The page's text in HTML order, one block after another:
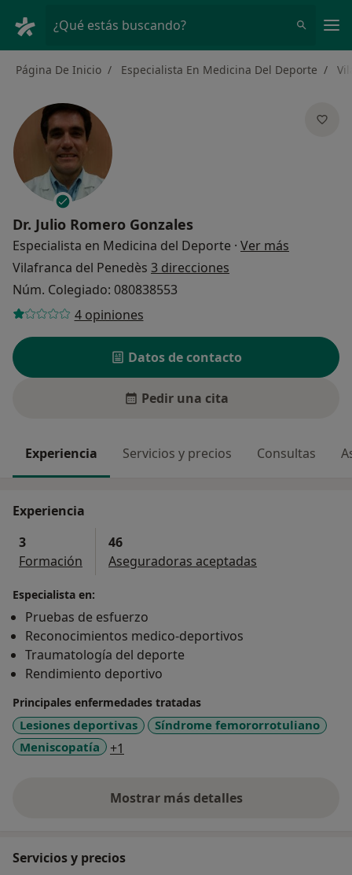
¿Qué estás buscando?
Página De Inicio Especialista En Medicina Del Deporte
Dr. Julio Romero Gonzales
Especialista en Medicina del Deporte · Ver más
Vilafranca del Penedès 3 direcciones
Núm. Colegiado: 080838553
4 opiniones
Datos de contacto
Pedir una cita
Experiencia Servicios y precios Consultas
Experiencia
3
Formación
46
Aseguradoras aceptadas
Especialista en:
Pruebas de esfuerzo
Reconocimientos medico-deportivos
Traumatología del deporte
Rendimiento deportivo
Principales enfermedades tratadas
Lesiones deportivas
Síndrome femororrotuliano
Meniscopatía
+1
Mostrar más detalles
sobre la experiencia
Servicios y precios